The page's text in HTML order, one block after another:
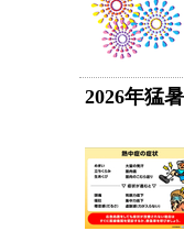
2026年猛暑